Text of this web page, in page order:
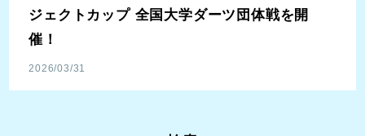
ジェクトカップ 全国大学ダーツ団体戦を開
催！
2026/03/31